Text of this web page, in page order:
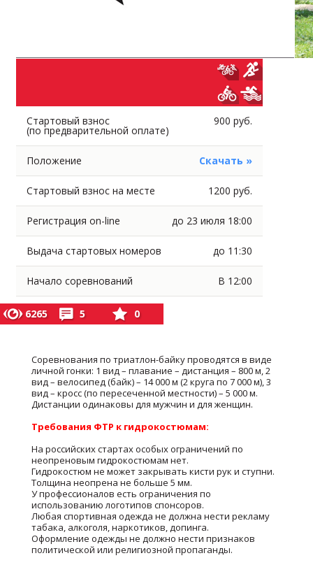
Стартовый взнос
(по предварительной оплате)
900 руб.
Положение Скачать »
Стартовый взнос на месте 1200 руб.
Регистрация on-line до 23 июля 18:00
Выдача стартовых номеров до 11:30
Начало соревнований В 12:00
6265 5 0
Соревнования по триатлон-байку проводятся в виде
личной гонки: 1 вид – плавание – дистанция – 800 м, 2
вид – велосипед (байк) – 14 000 м (2 круга по 7 000 м), 3
вид – кросс (по пересеченной местности) – 5 000 м.
Дистанции одинаковы для мужчин и для женщин.
Требования ФТР к гидрокостюмам:
На российских стартах особых ограничений по
неопреновым гидрокостюмам нет.
Гидрокостюм не может закрывать кисти рук и ступни.
Толщина неопрена не больше 5 мм.
У профессионалов есть ограничения по
использованию логотипов спонсоров.
Любая спортивная одежда не должна нести рекламу
табака, алкоголя, наркотиков, допинга.
Оформление одежды не должно нести признаков
политической или религиозной пропаганды.